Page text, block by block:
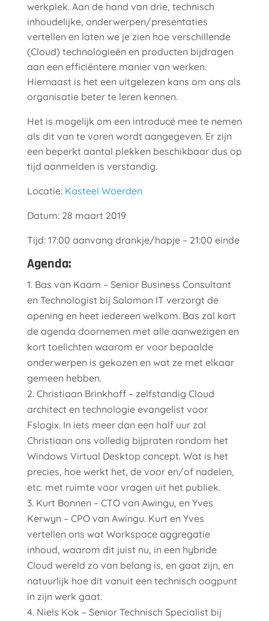
werkplek. Aan de hand van drie, technisch
inhoudelijke, onderwerpen/presentaties
vertellen en laten we je zien hoe verschillende
(Cloud) technologieën en producten bijdragen
aan een efficiëntere manier van werken.
Hiernaast is het een uitgelezen kans om ons als
organisatie beter te leren kennen.
Het is mogelijk om een introducé mee te nemen
als dit van te voren wordt aangegeven. Er zijn
een beperkt aantal plekken beschikbaar dus op
tijd aanmelden is verstandig.
Locatie: Kasteel Woerden
Datum: 28 maart 2019
Tijd: 17:00 aanvang drankje/hapje – 21:00 einde
Agenda:
Bas van Kaam – Senior Business Consultant
en Technologist bij Salomon IT verzorgt de
opening en heet iedereen welkom. Bas zal kort
de agenda doornemen met alle aanwezigen en
kort toelichten waarom er voor bepaalde
onderwerpen is gekozen en wat ze met elkaar
gemeen hebben.
Christiaan Brinkhoff – zelfstandig Cloud
architect en technologie evangelist voor
Fslogix. In iets meer dan een half uur zal
Christiaan ons volledig bijpraten rondom het
Windows Virtual Desktop concept. Wat is het
precies, hoe werkt het, de voor en/of nadelen,
etc. met ruimte voor vragen uit het publiek.
Kurt Bonnen – CTO van Awingu, en Yves
Kerwyn – CPO van Awingu. Kurt en Yves
vertellen ons wat Workspace aggregatie
inhoud, waarom dit juist nu, in een hybride
Cloud wereld zo van belang is, en gaat zijn, en
natuurlijk hoe dit vanuit een technisch oogpunt
in zijn werk gaat.
Niels Kok – Senior Technisch Specialist bij